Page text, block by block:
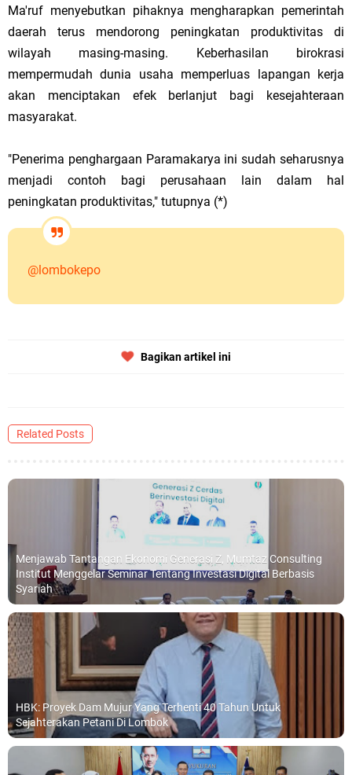
Ma'ruf menyebutkan pihaknya mengharapkan pemerintah
daerah terus mendorong peningkatan produktivitas di
wilayah masing-masing. Keberhasilan birokrasi
mempermudah dunia usaha memperluas lapangan kerja
akan menciptakan efek berlanjut bagi kesejahteraan
masyarakat.
"Penerima penghargaan Paramakarya ini sudah seharusnya
menjadi contoh bagi perusahaan lain dalam hal
peningkatan produktivitas," tutupnya (*)
@lombokepo
Bagikan artikel ini
Related Posts
Menjawab Tantangan Ekonomi Generasi Z, Mumtaz Consulting
Institut Menggelar Seminar Tentang Investasi Digital Berbasis
Syariah
HBK: Proyek Dam Mujur Yang Terhenti 40 Tahun Untuk
Sejahterakan Petani Di Lombok